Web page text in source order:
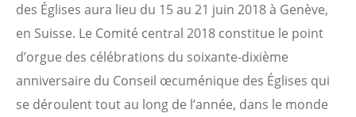
des Églises aura lieu du 15 au 21 juin 2018 à Genève,
en Suisse. Le Comité central 2018 constitue le point
d’orgue des célébrations du soixante-dixième
anniversaire du Conseil œcuménique des Églises qui
se déroulent tout au long de l’année, dans le monde